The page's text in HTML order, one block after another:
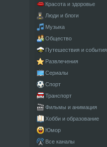
Красота и здоровье
Люди и блоги
Музыка
Общество
Путешествия и события
Развлечения
Сериалы
Спорт
Транспорт
Фильмы и анимация
Хобби и образование
Юмор
Все каналы